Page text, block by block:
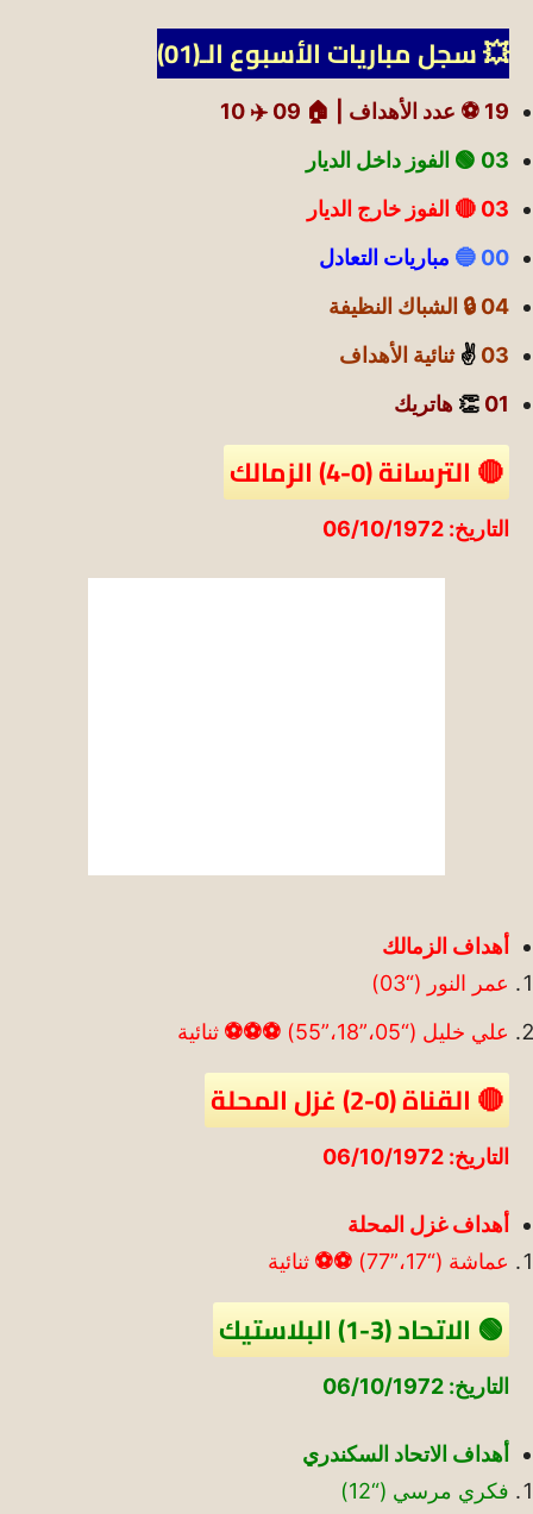
💥 سجل مباريات الأسبوع الـ(01)
19 ⚽ عدد الأهداف | 🏠 09
✈️ 10
03 🟢
الفوز داخل الديار
03 🔴 الفوز خارج الديار
00 🔵
مباريات التعادل
04 🔒 الشباك النظيفة
03
✌️ ثنائية الأهداف
01
👏 هاتريك
🔴 الترسانة (0-4) الزمالك
التاريخ: 06/10/1972
أهداف الزمالك
عمر النور (“03)
علي خليل (“05،”18،”55)
⚽
⚽
⚽ ثنائية
🔴 القناة (0-2) غزل المحلة
التاريخ: 06/10/1972
أهداف غزل المحلة
عماشة (“17،”77)
⚽
⚽ ثنائية
🟢 الاتحاد (3-1) البلاستيك
التاريخ: 06/10/1972
أهداف الاتحاد السكندري
فكري مرسي (“12)